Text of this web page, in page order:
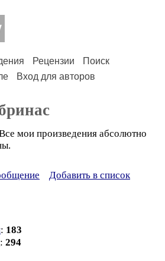
Рецензии
Поиск
Вход для авторов
мои произведения абсолютно
Добавить в список
: 183
: 294